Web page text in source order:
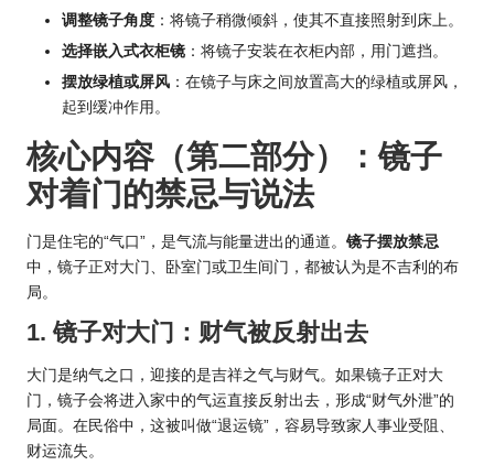
调整镜子角度 ：将镜子稍微倾斜，使其不直接照射到床上。
选择嵌入式衣柜镜 ：将镜子安装在衣柜内部，用门遮挡。
摆放绿植或屏风 ：在镜子与床之间放置高大的绿植或屏风，
起到缓冲作用。
核心内容（第二部分）：镜子
对着门的禁忌与说法
门是住宅的“气口”，是气流与能量进出的通道。 镜子摆放禁忌
中，镜子正对大门、卧室门或卫生间门，都被认为是不吉利的布
局。
1. 镜子对大门：财气被反射出去
大门是纳气之口，迎接的是吉祥之气与财气。如果镜子正对大
门，镜子会将进入家中的气运直接反射出去，形成“财气外泄”的
局面。在民俗中，这被叫做“退运镜”，容易导致家人事业受阻、
财运流失。